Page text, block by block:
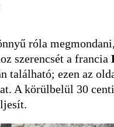
róla
szerencsét a francia
található; ezen az
A körülbelül 30